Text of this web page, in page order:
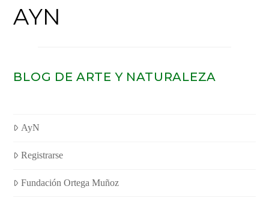
AYN
BLOG DE ARTE Y NATURALEZA
AyN
Registrarse
Fundación Ortega Muñoz